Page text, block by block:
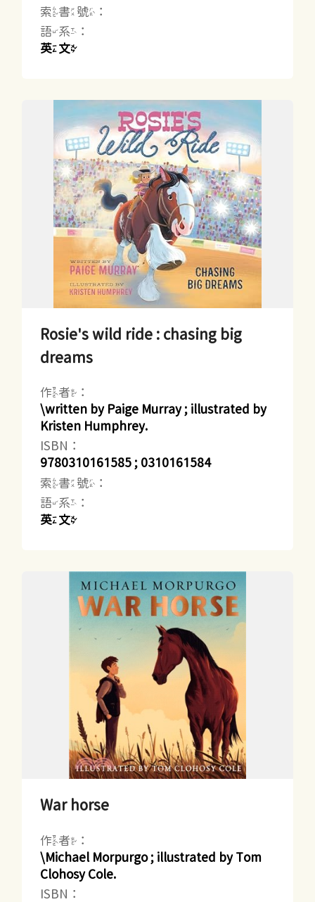
索書號：
語系：
英文
Rosie's wild ride : chasing big
dreams
作者：
\written by Paige Murray ; illustrated by
Kristen Humphrey.
ISBN：
9780310161585 ; 0310161584
索書號：
語系：
英文
War horse
作者：
\Michael Morpurgo ; illustrated by Tom
Clohosy Cole.
ISBN：